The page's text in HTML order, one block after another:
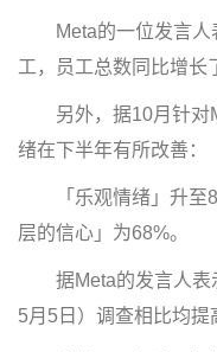
Meta的一位发言人
工，员工总数同比增长
另外，据10月针对
绪在下半年有所改善：
「乐观情绪」升至
层的信心」为68%。
据Meta的发言人表
5月5日）调查相比均提